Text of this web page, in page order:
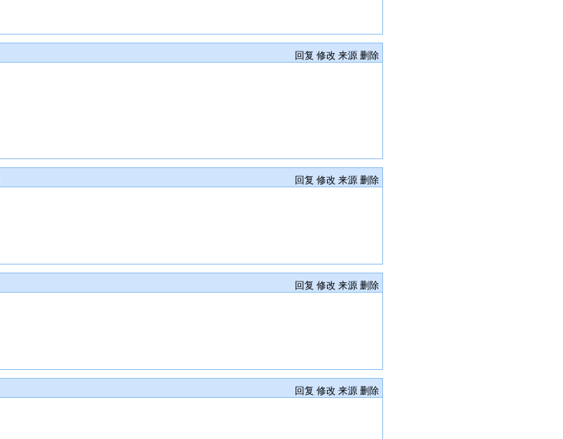
回复 修改 来源 删除
回复 修改 来源 删除
回复 修改 来源 删除
回复 修改 来源 删除